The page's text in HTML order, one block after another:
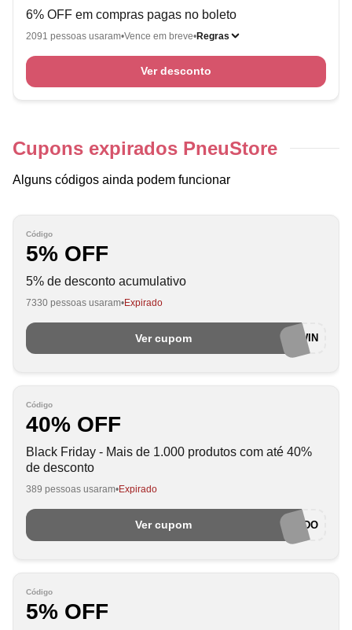
6% OFF em compras pagas no boleto
2091 pessoas usaram Vence em breve Regras
Ver desconto
Cupons expirados PneuStore
Alguns códigos ainda podem funcionar
Código
5% OFF
5% de desconto acumulativo
7330 pessoas usaram Expirado
Ver cupom AWIN
Código
40% OFF
Black Friday - Mais de 1.000 produtos com até 40%
de desconto
389 pessoas usaram Expirado
Ver cupom CUPONADO
Código
5% OFF